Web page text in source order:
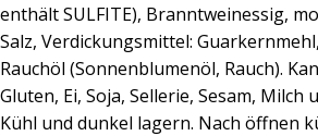
enthält SULFITE), Branntweinessig,
Salz, Verdickungsmittel:
Rauchöl (Sonnenblumenöl, Rauch).
Gluten, Ei, Soja, Sellerie, Sesam, Milch
Kühl und dunkel lagern. Nach öffnen